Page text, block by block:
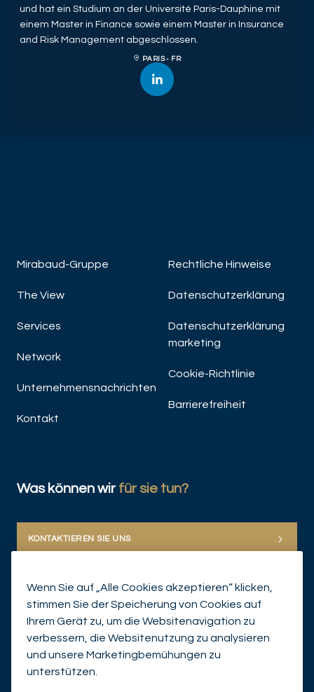
und hat ein Studium an der Université Paris-Dauphine mit
einem Master in Finance sowie einem Master in Insurance
and Risk Management abgeschlossen.
PARIS - FR
Mirabaud-Gruppe
The View
Services
Network
Unternehmensnachrichten
Kontakt
Rechtliche Hinweise
Datenschutzerklärung
Datenschutzerklärung
marketing
Cookie-Richtlinie
Barrierefreiheit
Was können wir für sie tun?
KONTAKTIEREN SIE UNS
Wenn Sie auf „Alle Cookies akzeptieren“ klicken,
stimmen Sie der Speicherung von Cookies auf
Ihrem Gerät zu, um die Websitenavigation zu
verbessern, die Websitenutzung zu analysieren
und unsere Marketingbemühungen zu
unterstützen.